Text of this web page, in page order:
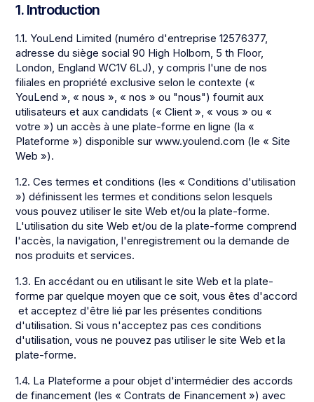
1. Introduction
1.1. YouLend Limited (numéro d'entreprise 12576377,
adresse du siège social 90 High Holborn, 5 th Floor,
London, England WC1V 6LJ), y compris l'une de nos
filiales en propriété exclusive selon le contexte («
YouLend », « nous », « nos » ou "nous") fournit aux
utilisateurs et aux candidats (« Client », « vous » ou «
votre ») un accès à une plate-forme en ligne (la «
Plateforme ») disponible sur www.youlend.com (le « Site
Web »).
1.2. Ces termes et conditions (les « Conditions d'utilisation
») définissent les termes et conditions selon lesquels
vous pouvez utiliser le site Web et/ou la plate-forme.
L'utilisation du site Web et/ou de la plate-forme comprend
l'accès, la navigation, l'enregistrement ou la demande de
nos produits et services.
1.3. En accédant ou en utilisant le site Web et la plate-
forme par quelque moyen que ce soit, vous êtes d'accord
et acceptez d'être lié par les présentes conditions
d'utilisation. Si vous n'acceptez pas ces conditions
d'utilisation, vous ne pouvez pas utiliser le site Web et la
plate-forme.
1.4. La Plateforme a pour objet d'intermédier des accords
de financement (les « Contrats de Financement ») avec